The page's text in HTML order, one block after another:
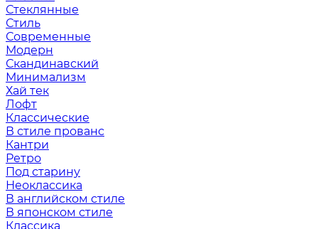
Стеклянные
Стиль
Современные
Модерн
Скандинавский
Минимализм
Хай тек
Лофт
Классические
В стиле прованс
Кантри
Ретро
Под старину
Неоклассика
В английском стиле
В японском стиле
Классика